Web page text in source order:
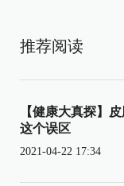
推荐阅读
【健康大真探】
这个误区
2021-04-22 17:34